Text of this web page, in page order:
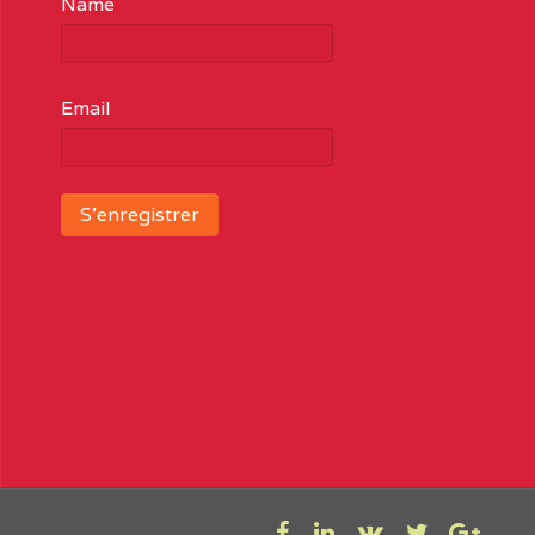
Email